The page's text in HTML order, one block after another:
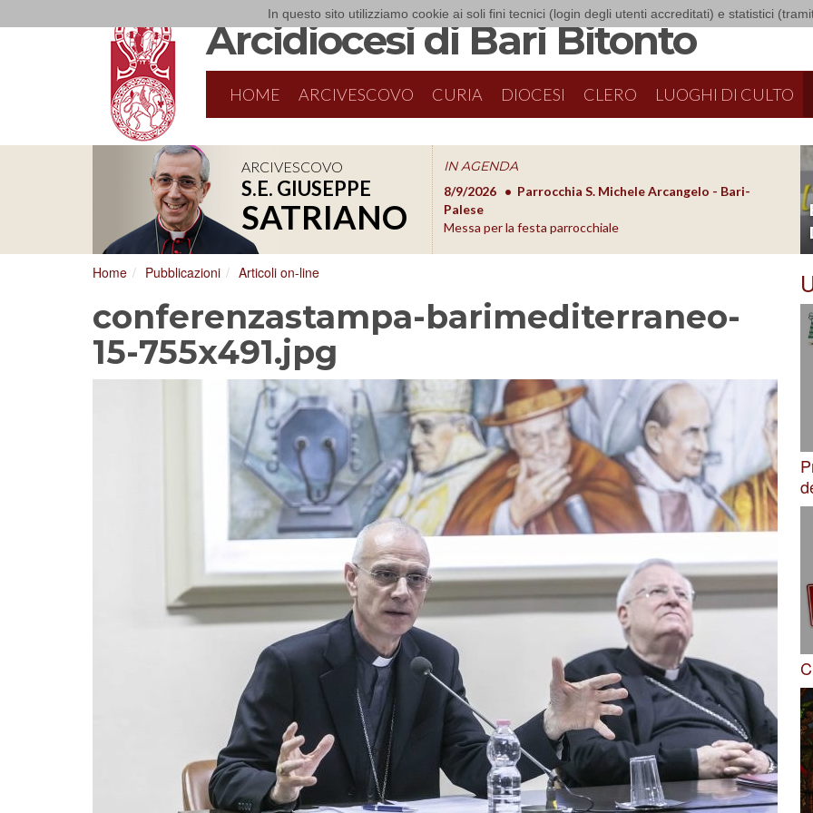
In questo sito utilizziamo cookie ai soli fini tecnici (login degli utenti accreditati) e statistici
Arcidiocesi di Bari Bitonto
HOME ARCIVESCOVO CURIA DIOCESI CLERO LUOGHI DI CULTO
ARCIVESCOVO
S.E. GIUSEPPE
SATRIANO
IN AGENDA
8/17/2026
Conversano
Conferenza Episcopale Pugliese
8/9/2026
Parrocchia S. Michele Arcangelo - Bari-
Palese
Messa per la festa parrocchiale
8/10/
Home Pubblicazioni Articoli on-line
conferenzastampa-barimediterraneo-
15-755x491.jpg